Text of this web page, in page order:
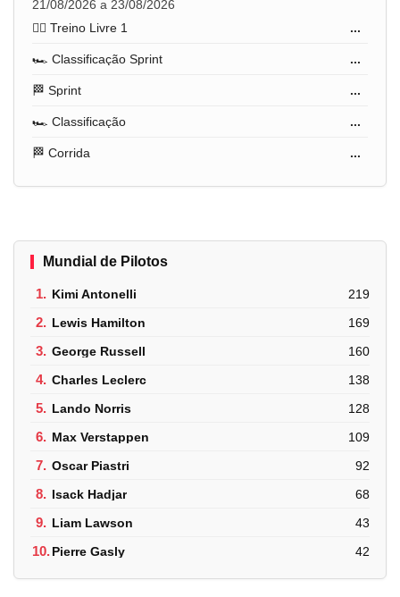
21/08/2026 a 23/08/2026
🏋️‍♂️ Treino Livre 1
...
🏎️ Classificação Sprint ...
🏁 Sprint ...
🏎️ Classificação ...
🏁 Corrida ...
Mundial de Pilotos
1. Kimi Antonelli 219
2. Lewis Hamilton 169
3. George Russell 160
4. Charles Leclerc 138
5. Lando Norris 128
6. Max Verstappen 109
7. Oscar Piastri 92
8. Isack Hadjar 68
9. Liam Lawson 43
10.Pierre Gasly 42